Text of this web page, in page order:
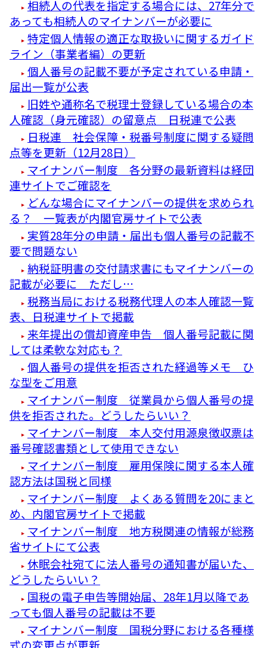
相続人の代表を指定する場合には、27年分で
あっても相続人のマイナンバーが必要に
特定個人情報の適正な取扱いに関するガイド
ライン（事業者編）の更新
個人番号の記載不要が予定されている申請・
届出一覧が公表
旧姓や通称名で税理士登録している場合の本
人確認（身元確認）の留意点 日税連で公表
日税連 社会保障・税番号制度に関する疑問
点等を更新（12月28日）
マイナンバー制度 各分野の最新資料は経団
連サイトでご確認を
どんな場合にマイナンバーの提供を求められ
る？ 一覧表が内閣官房サイトで公表
実質28年分の申請・届出も個人番号の記載不
要で問題ない
納税証明書の交付請求書にもマイナンバーの
記載が必要に ただし…
税務当局における税務代理人の本人確認一覧
表、日税連サイトで掲載
来年提出の償却資産申告 個人番号記載に関
しては柔軟な対応も？
個人番号の提供を拒否された経過等メモ ひ
な型をご用意
マイナンバー制度 従業員から個人番号の提
供を拒否された。どうしたらいい？
マイナンバー制度 本人交付用源泉徴収票は
番号確認書類として使用できない
マイナンバー制度 雇用保険に関する本人確
認方法は国税と同様
マイナンバー制度 よくある質問を20にまと
め、内閣官房サイトで掲載
マイナンバー制度 地方税関連の情報が総務
省サイトにて公表
休眠会社宛てに法人番号の通知書が届いた、
どうしたらいい？
国税の電子申告等開始届、28年1月以降であ
っても個人番号の記載は不要
マイナンバー制度 国税分野における各種様